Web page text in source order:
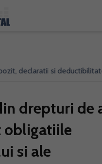
declaratii si deductibilitate •
drepturi de
obligatiile
si ale